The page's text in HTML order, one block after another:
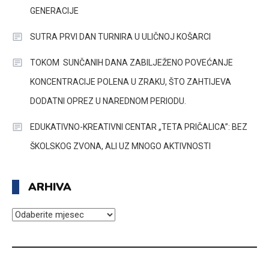
GENERACIJE
SUTRA PRVI DAN TURNIRA U ULIČNOJ KOŠARCI
TOKOM SUNČANIH DANA ZABILJEŽENO POVEĆANJE
KONCENTRACIJE POLENA U ZRAKU, ŠTO ZAHTIJEVA
DODATNI OPREZ U NAREDNOM PERIODU.
EDUKATIVNO-KREATIVNI CENTAR „TETA PRIČALICA”: BEZ
ŠKOLSKOG ZVONA, ALI UZ MNOGO AKTIVNOSTI
ARHIVA
ARHIVA